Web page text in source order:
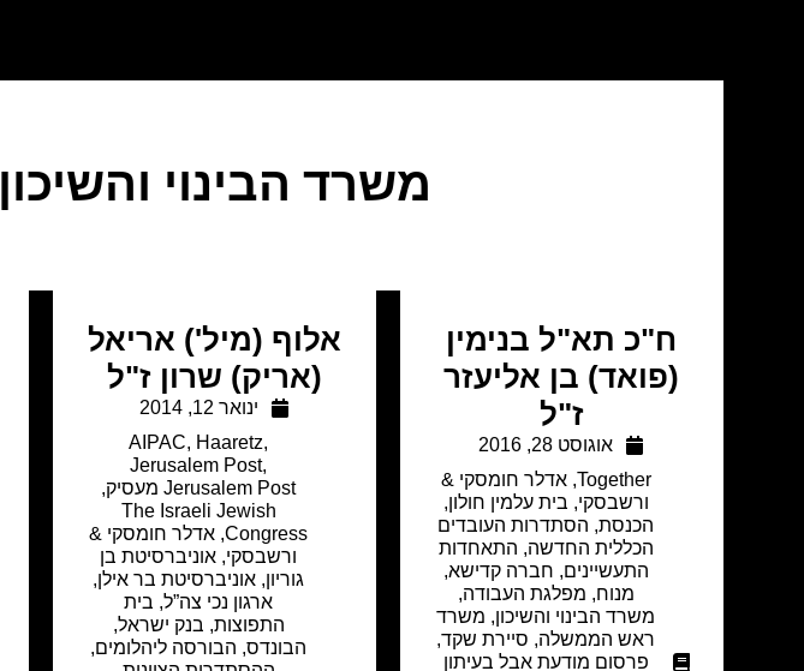
משרד הבינוי והשיכון
ח"כ תא"ל בנימין
(פואד) בן אליעזר
ז"ל
אוגוסט 28, 2016
Together
,אדלר חומסקי &
ורשבסקי, בית עלמין חולון,
הכנסת, הסתדרות העובדים
הכללית החדשה, התאחדות
התעשיינים, חברה קדישא,
מנוח, מפלגת העבודה,
משרד הבינוי והשיכון, משרד
ראש הממשלה, סיירת שקד,
פרסום מודעת אבל בעיתון
אלוף (מיל') אריאל
(אריק) שרון ז"ל
ינואר 12, 2014
AIPAC, Haaretz,
Jerusalem Post,
Jerusalem Post מעסיק
,
The Israeli Jewish
Congress
, אדלר חומסקי &
ורשבסקי, אוניברסיטת בן
גוריון, אוניברסיטת בר אילן,
ארגון נכי צה”ל, בית
התפוצות, בנק ישראל,
הבונדס, הבורסה ליהלומים,